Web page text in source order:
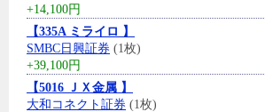
+14,100円
【335A ミライロ 】
SMBC日興証券 (1枚)
+39,100円
【5016 ＪＸ金属 】
大和コネクト証券 (1枚)